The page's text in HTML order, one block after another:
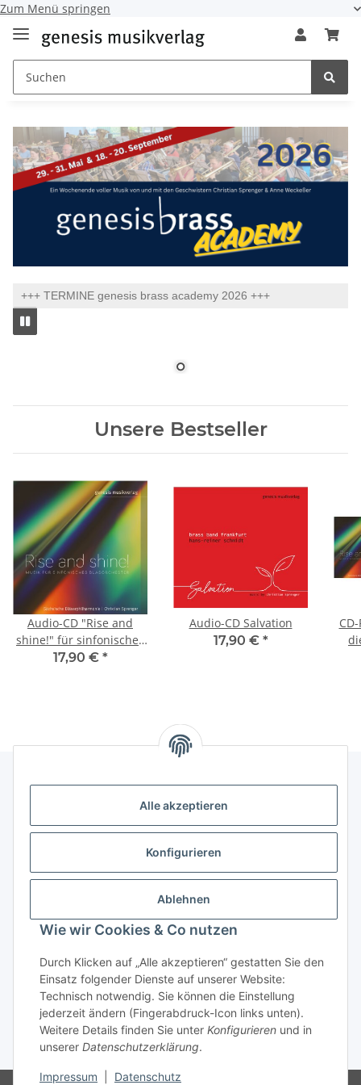
Zum Menü springen
Alle akzeptieren
Konfigurieren
Ablehnen
Wie wir Cookies & Co nutzen
Durch Klicken auf „Alle akzeptieren“ gestatten Sie den
Einsatz folgender Dienste auf unserer Website:
Technisch notwendig. Sie können die Einstellung
jederzeit ändern (Fingerabdruck-Icon links unten).
Weitere Details finden Sie unter Konfigurieren und in
unserer Datenschutzerklärung.
Impressum Datenschutz
+++ TERMINE genesis brass academy 2026 +++
Unsere Bestseller
Audio-CD "Rise and
shine!" für sinfonisches
Blasorchester
17,90 € *
Audio-CD Salvation
17,90 € *
genesis musikverlag Christian Sprenger
34630 Gilserberg
E-Mail:anne.weckesser@genesis-musikverlag.de
Informationen
Gesetzliche Informationen
* Alle Preise inkl. gesetzlicher USt., zzgl.Versand